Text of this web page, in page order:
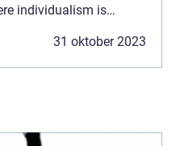
individualism is
31 oktober 2023